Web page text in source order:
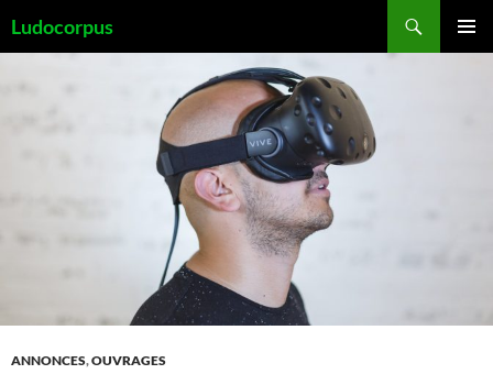
auLudocorpus
ANNONCES,OUVRAGES